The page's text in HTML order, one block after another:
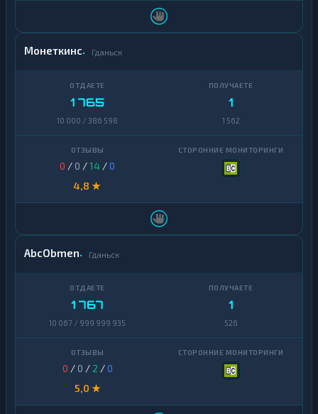
Монеткинс Гданьск
1 765
10 000 / 386 598
1
1 562
0 / 0 /14 /0
4,8 ★
AbcObmen Гданьск
1 767
10 067 / 999 999 935
1
526
0 / 0 / 2 /0
5,0 ★